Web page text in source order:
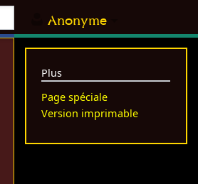
Anonyme
Plus
Page spéciale
Version imprimable